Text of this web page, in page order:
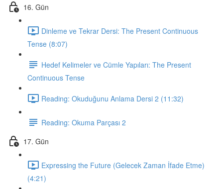
16. Gün
Dinleme ve Tekrar Dersi: The Present Continuous
Tense (8:07)
Hedef Kelimeler ve Cümle Yapıları: The Present
Continuous Tense
Reading: Okuduğunu Anlama Dersi 2 (11:32)
Reading: Okuma Parçası 2
17. Gün
Expressing the Future (Gelecek Zaman İfade Etme)
(4:21)